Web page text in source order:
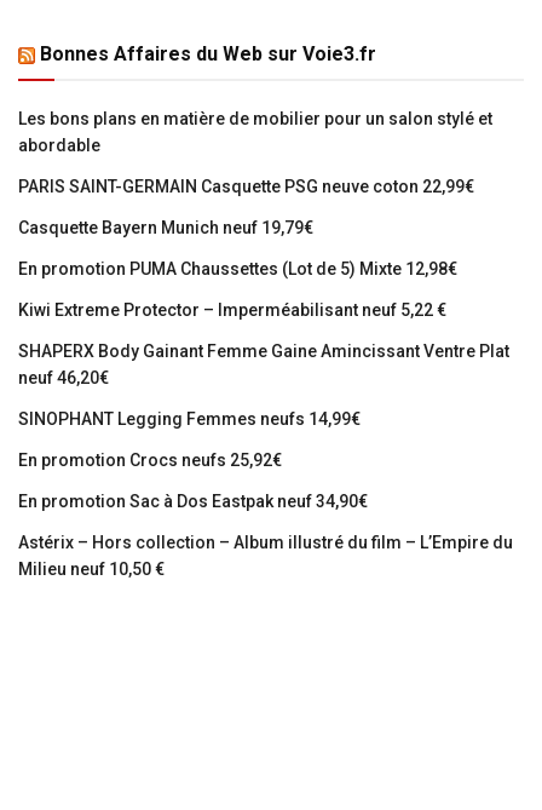
Bonnes Affaires du Web sur Voie3.fr
Les bons plans en matière de mobilier pour un salon stylé et
abordable
PARIS SAINT-GERMAIN Casquette PSG neuve coton 22,99€
Casquette Bayern Munich neuf 19,79€
En promotion PUMA Chaussettes (Lot de 5) Mixte 12,98€
Kiwi Extreme Protector – Imperméabilisant neuf 5,22 €
SHAPERX Body Gainant Femme Gaine Amincissant Ventre Plat
neuf 46,20€
SINOPHANT Legging Femmes neufs 14,99€
En promotion Crocs neufs 25,92€
En promotion Sac à Dos Eastpak neuf 34,90€
Astérix – Hors collection – Album illustré du film – L’Empire du
Milieu neuf 10,50 €